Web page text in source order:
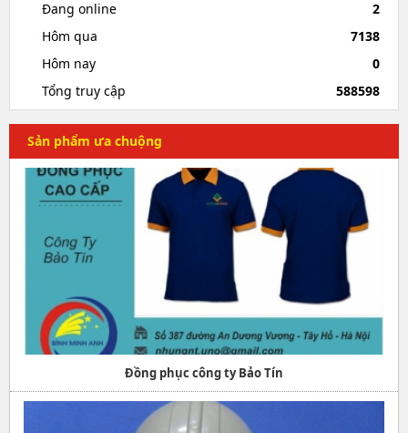
Đang online
2
Hôm qua
7138
Hôm nay
0
Tổng truy cập
588598
Sản phẩm ưa chuộng
Đồng phục công ty Bảo Tín